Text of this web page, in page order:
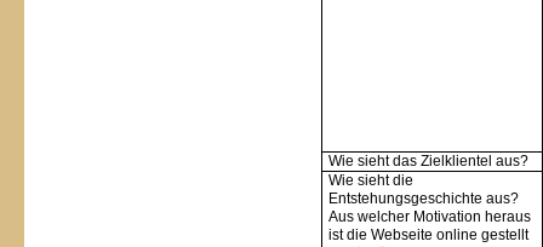
Wie sieht das Zielklientel aus?
Wie sieht die
Entstehungsgeschichte aus?
Aus welcher Motivation heraus
ist die Webseite online gestellt